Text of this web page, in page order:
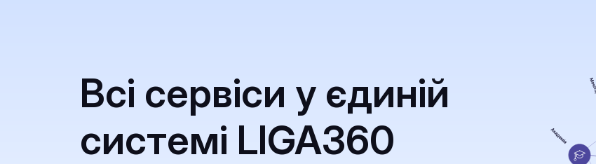
Всі сервіси у єдиній
системі LIGA360